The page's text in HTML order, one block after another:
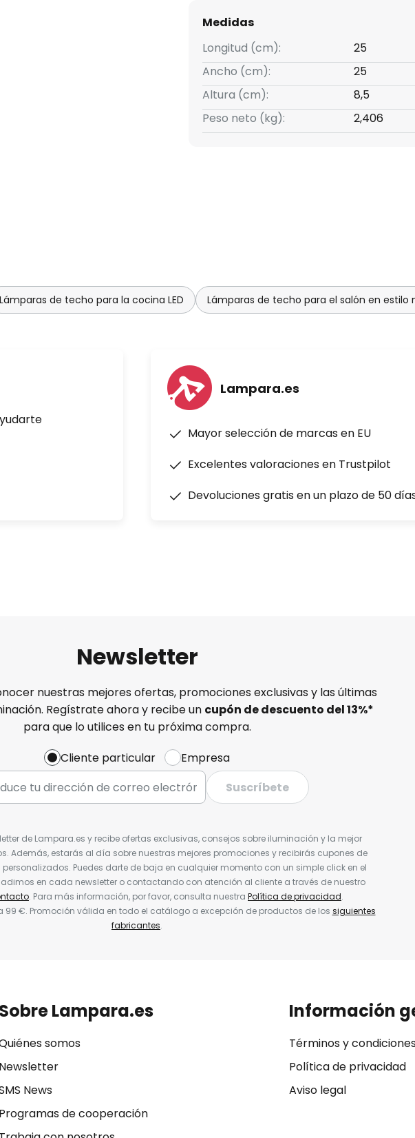
Medidas
Longitud (cm):
25
Ancho (cm):
25
Altura (cm):
8,5
Peso neto (kg):
2,406
Lámparas de techo para la cocina LED Lámparas de techo para el salón en estilo
Lampara.es
Mayor selección de marcas en EU
Excelentes valoraciones en Trustpilot
Devoluciones gratis en un plazo de 50
Newsletter
nuestras mejores ofertas, promociones exclusivas y las últimas
Regístrate ahora y recibe un cupón de descuento del13%*
para que lo utilices en tu próxima compra.
Cliente particular
Empresa
Suscríbete
de Lampara.es y recibe ofertas exclusivas, consejos sobre iluminación y la mejor
Además, estarás al día sobre nuestras mejores promociones y recibirás cupones de
Puedes darte de baja en cualquier momento con un simple click en el
en cada newsletter o contactando con atención al cliente a través de nuestro
. Para más información, por favor, consulta nuestra Política de privacidad.
99 €. Promoción válida en todo el catálogo a excepción de productos de los siguientes
fabricantes.
Sobre Lampara.es
somos
Newsletter
News
Programas de cooperación
Información
Términos y
Política de privacidad
Aviso legal